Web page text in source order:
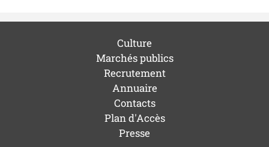
Culture
Marchés publics
Recrutement
Annuaire
Contacts
Plan d'Accès
Presse